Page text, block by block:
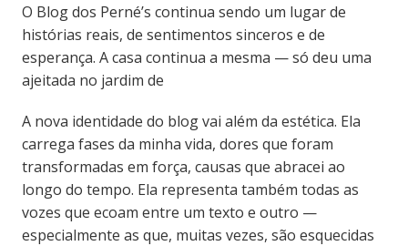
O Blog dos Perné’s continua sendo um lugar de
histórias reais, de sentimentos sinceros e de
esperança. A casa continua a mesma — só deu uma
ajeitada no jardim de
A nova identidade do blog vai além da estética. Ela
carrega fases da minha vida, dores que foram
transformadas em força, causas que abracei ao
longo do tempo. Ela representa também todas as
vozes que ecoam entre um texto e outro —
especialmente as que, muitas vezes, são esquecidas